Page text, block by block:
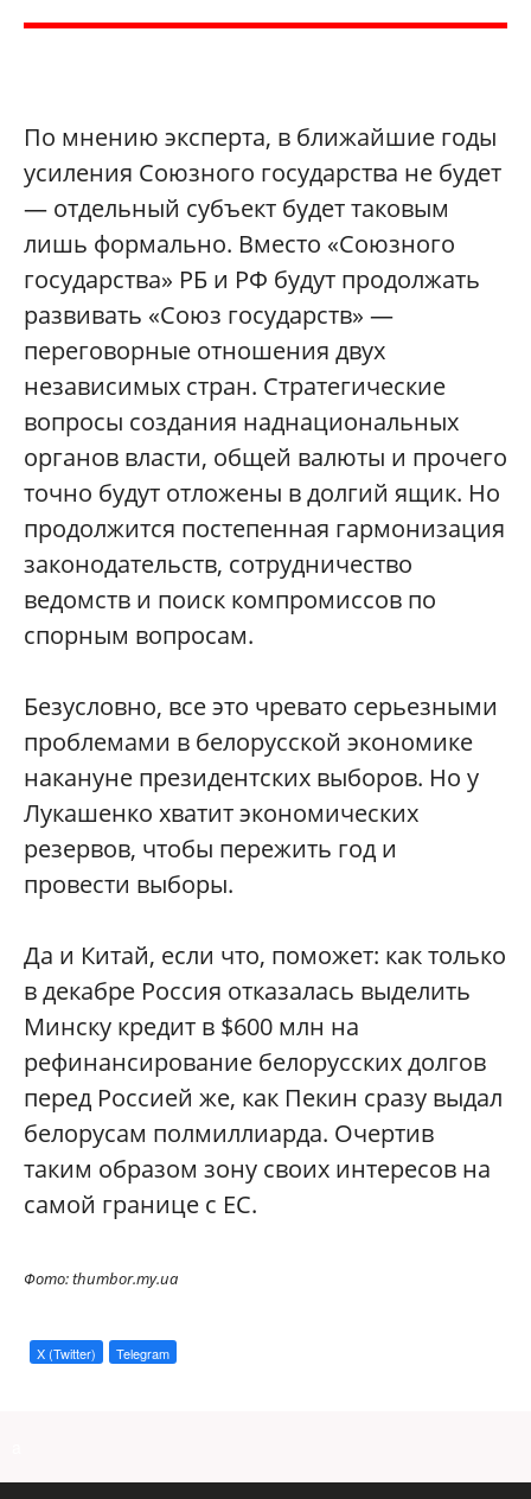
По мнению эксперта, в ближайшие годы
усиления Союзного государства не будет
— отдельный субъект будет таковым
лишь формально. Вместо «Союзного
государства» РБ и РФ будут продолжать
развивать «Союз государств» —
переговорные отношения двух
независимых стран. Стратегические
вопросы создания наднациональных
органов власти, общей валюты и прочего
точно будут отложены в долгий ящик. Но
продолжится постепенная гармонизация
законодательств, сотрудничество
ведомств и поиск компромиссов по
спорным вопросам.
Безусловно, все это чревато серьезными
проблемами в белорусской экономике
накануне президентских выборов. Но у
Лукашенко хватит экономических
резервов, чтобы пережить год и
провести выборы.
Да и Китай, если что, поможет: как только
в декабре Россия отказалась выделить
Минску кредит в $600 млн на
рефинансирование белорусских долгов
перед Россией же, как Пекин сразу выдал
белорусам полмиллиарда. Очертив
таким образом зону своих интересов на
самой границе с ЕС.
Фото: thumbor.my.ua
X (Twitter) Telegram